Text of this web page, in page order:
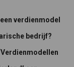
verdienmodel
bedrijf?